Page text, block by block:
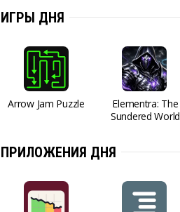
ИГРЫ ДНЯ
Arrow Jam Puzzle
Elementra: The
Sundered World
ПРИЛОЖЕНИЯ ДНЯ